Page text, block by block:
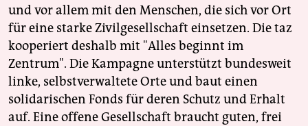
und vor allem mit den Menschen, die sich vor Ort
für eine starke Zivilgesellschaft einsetzen. Die taz
kooperiert deshalb mit "Alles beginnt im
Zentrum". Die Kampagne unterstützt bundesweit
linke, selbstverwaltete Orte und baut einen
solidarischen Fonds für deren Schutz und Erhalt
auf. Eine offene Gesellschaft braucht guten, frei